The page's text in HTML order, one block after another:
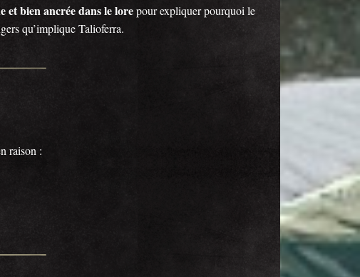
et bien ancrée dans le lorepour expliquer pourquoi le
qu’implique Talioferra.
raison :